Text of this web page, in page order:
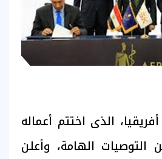
الذى اختتم أعماله
التوصيات الهامة، وأعلن